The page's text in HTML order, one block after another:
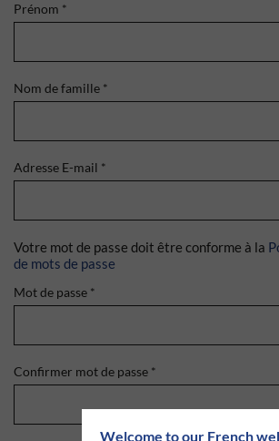
Welcome to our French
Prénom *
Nom de famille *
Adresse E-mail *
Votre mot de passe doit être conforme à la
de mots de passe
Mot de passe *
Confirmer mot de passe *